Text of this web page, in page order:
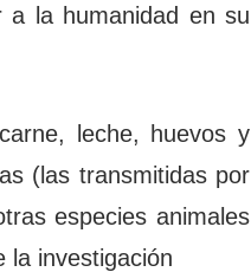
a la humanidad en su
leche, huevos y
(las transmitidas por
especies animales
la investigación